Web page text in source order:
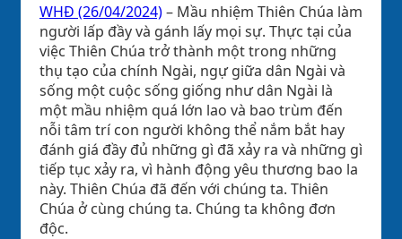
WHĐ (26/04/2024)– Mầu nhiệm Thiên Chúa làm
người lấp đầy và gánh lấy mọi sự. Thực tại của
việc Thiên Chúa trở thành một trong những
thụ tạo của chính Ngài, ngự giữa dân Ngài và
sống một cuộc sống giống như dân Ngài là
một mầu nhiệm quá lớn lao và bao trùm đến
nỗi tâm trí con người không thể nắm bắt hay
đánh giá đầy đủ những gì đã xảy ra và những gì
tiếp tục xảy ra, vì hành động yêu thương bao la
này. Thiên Chúa đã đến với chúng ta. Thiên
Chúa ở cùng chúng ta. Chúng ta không đơn
độc.